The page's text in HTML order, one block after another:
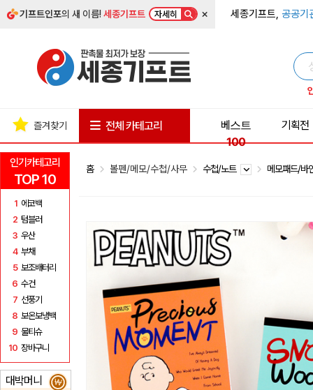
기프트인포의 새 이름!세종기프트 자세히 × 세종기프트, 공공기
인기카테고리
TOP 10
1 에코백
2 텀블러
3 우산
4 부채
5 보조배터리
6 수건
7 선풍기
8 보온보냉백
9 물티슈
10 장바구니
대박머니 ₩
즐겨찾기 전체 카테고리
베스트
100
기획전
홈 볼펜/메모/수첩/사무 수첩/노트 메모패드/바